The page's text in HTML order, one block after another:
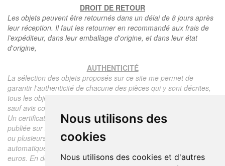
Nous utilisons des
cookies
Nous utilisons des cookies et d'autres
DROIT DE RETOUR
Les objets peuvent être retournés dans un délai de 8 jours après
leur réception. Il faut les retourner en recommandé aux frais de
l'expéditeur, dans leur emballage d'origine, et dans leur état
d'origine,
AUTHENTICITÉ
La sélection des objets proposés sur ce site me permet de
garantir l'authenticité de chacune des pièces qui y sont décrites,
tous les objets proposés sont garantis d'époque et authentiques,
sauf avis contraire ou restriction dans la description.
Un certificat d'authenticité de l'objet reprenant la description
publiée sur le site, l'époque, le prix de vente, accompagné d'une
ou plusieurs photographies en couleurs est communiqué
automatiquement pour tout objet dont le prix est supérieur à 130
euros. En dessous de ce prix chaque certificat est facturé 5